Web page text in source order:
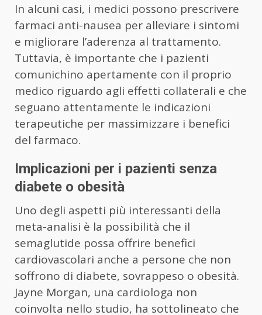
In alcuni casi, i medici possono prescrivere
farmaci anti-nausea per alleviare i sintomi
e migliorare l’aderenza al trattamento.
Tuttavia, è importante che i pazienti
comunichino apertamente con il proprio
medico riguardo agli effetti collaterali e che
seguano attentamente le indicazioni
terapeutiche per massimizzare i benefici
del farmaco.
Implicazioni per i pazienti senza
diabete o obesità
Uno degli aspetti più interessanti della
meta-analisi è la possibilità che il
semaglutide possa offrire benefici
cardiovascolari anche a persone che non
soffrono di diabete, sovrappeso o obesità.
Jayne Morgan, una cardiologa non
coinvolta nello studio, ha sottolineato che